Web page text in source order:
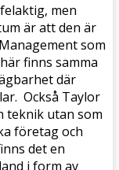
men
är att den är
som
finns samma
där
Också Taylor
teknik utan som
företag och
det en
i form av